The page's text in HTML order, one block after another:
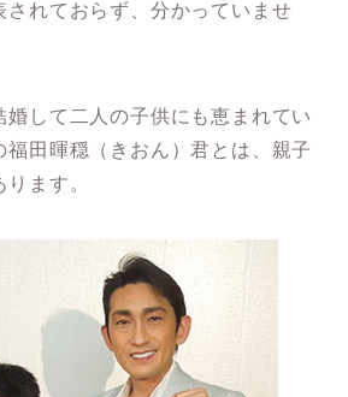
されておらず、分かっていませ
婚して二人の子供にも恵まれてい
福田暉穏（きおん）君とは、親子
ます。